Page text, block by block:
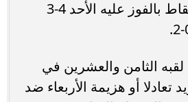
الماضي إلى سبع نقاط بالفوز عليه الأحد 4-3
الثامن والعشرين في
تعادلا أو هزيمة الأربعاء ضد